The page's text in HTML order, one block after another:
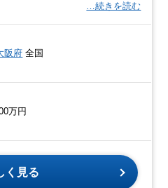
…続きを読む
阪府 全国
万円
く見る